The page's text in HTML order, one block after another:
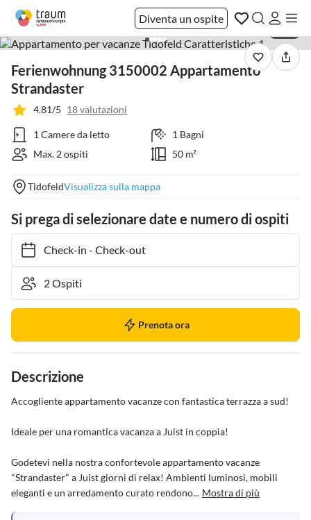
Diventa un ospite
Ferienwohnung 3150002 Appartamento
Strandaster
4.81/5 18 valutazioni
1 Camere da letto
1 Bagni
Max. 2 ospiti
50 m²
TidofeldVisualizza sulla mappa
Si prega di selezionare date e numero di ospiti
Check-in- Check-out
Prenota ora
Descrizione
Accogliente appartamento vacanze con fantastica terrazza a sud!
Ideale per una romantica vacanza a Juist in coppia!
Godetevi nella nostra confortevole appartamento vacanze
"Strandaster" a Juist giorni di relax! Ambienti luminosi, mobili
eleganti e un arredamento curato rendono... Mostra di più